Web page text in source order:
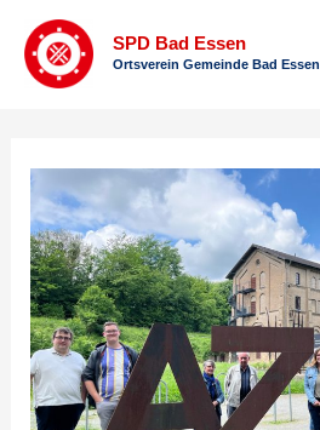
Inhalt
springen
SPD Bad Essen
Ortsverein Gemeinde Bad Essen